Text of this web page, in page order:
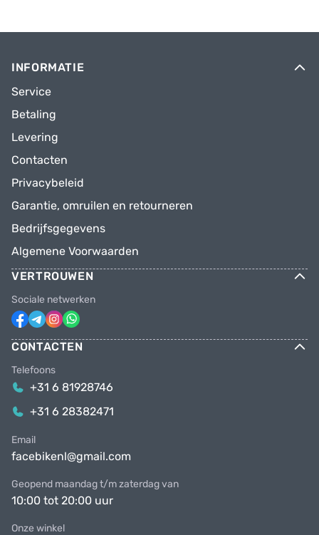
INFORMATIE
Service
Betaling
Levering
Contacten
Privacybeleid
Garantie, omruilen en retourneren
Bedrijfsgegevens
Algemene Voorwaarden
VERTROUWEN
Sociale netwerken
CONTACTEN
Telefoons
+31 6 81928746
+31 6 28382471
Email
facebikenl@gmail.com
Geopend maandag t/m zaterdag van
10:00 tot 20:00 uur
Onze winkel